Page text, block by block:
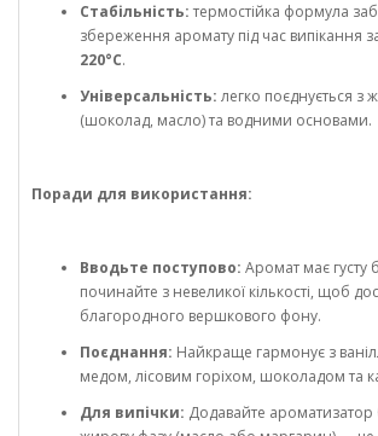
Стабільність:термостійка формула
збереження аромату під час випікання
220°C.
Універсальність: легко поєднується
(шоколад, масло) та водними основами.
Поради для використання:
Вводьте поступово: Аромат має густу
починайте з невеликої кількості, щоб
благородного вершкового фону.
Поєднання: Найкраще гармонує з
медом, лісовим горіхом, шоколадом та
Для випічки: Додавайте